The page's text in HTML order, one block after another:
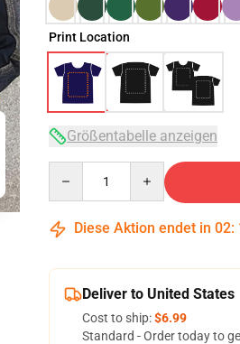
Print Location
Größentabelle anzeigen
Diese Aktion endet in 02:
Deliver to United States
Cost to ship:$6.99
Standard - Order today to